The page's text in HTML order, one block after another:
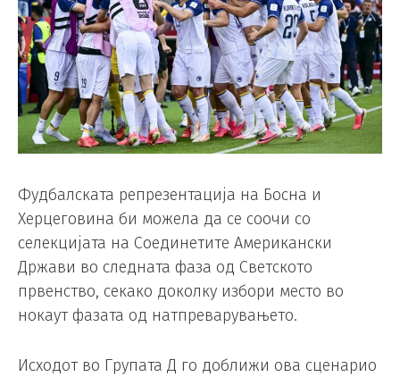
Фудбалската репрезентација на Босна и
Херцеговина би можела да се соочи со
селекцијата на Соединетите Американски
Држави во следната фаза од Светското
првенство, секако доколку избори место во
нокаут фазата од натпреварувањето.
Исходот во Групата Д го доближи ова сценарио